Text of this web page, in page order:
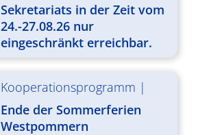
u
n
d
a
Sekretariats in der Zeit vom
24.-27.08.26 nur
eingeschränkt erreichbar.
Kooperationsprogramm |
Ende der Sommerferien
Westpommern